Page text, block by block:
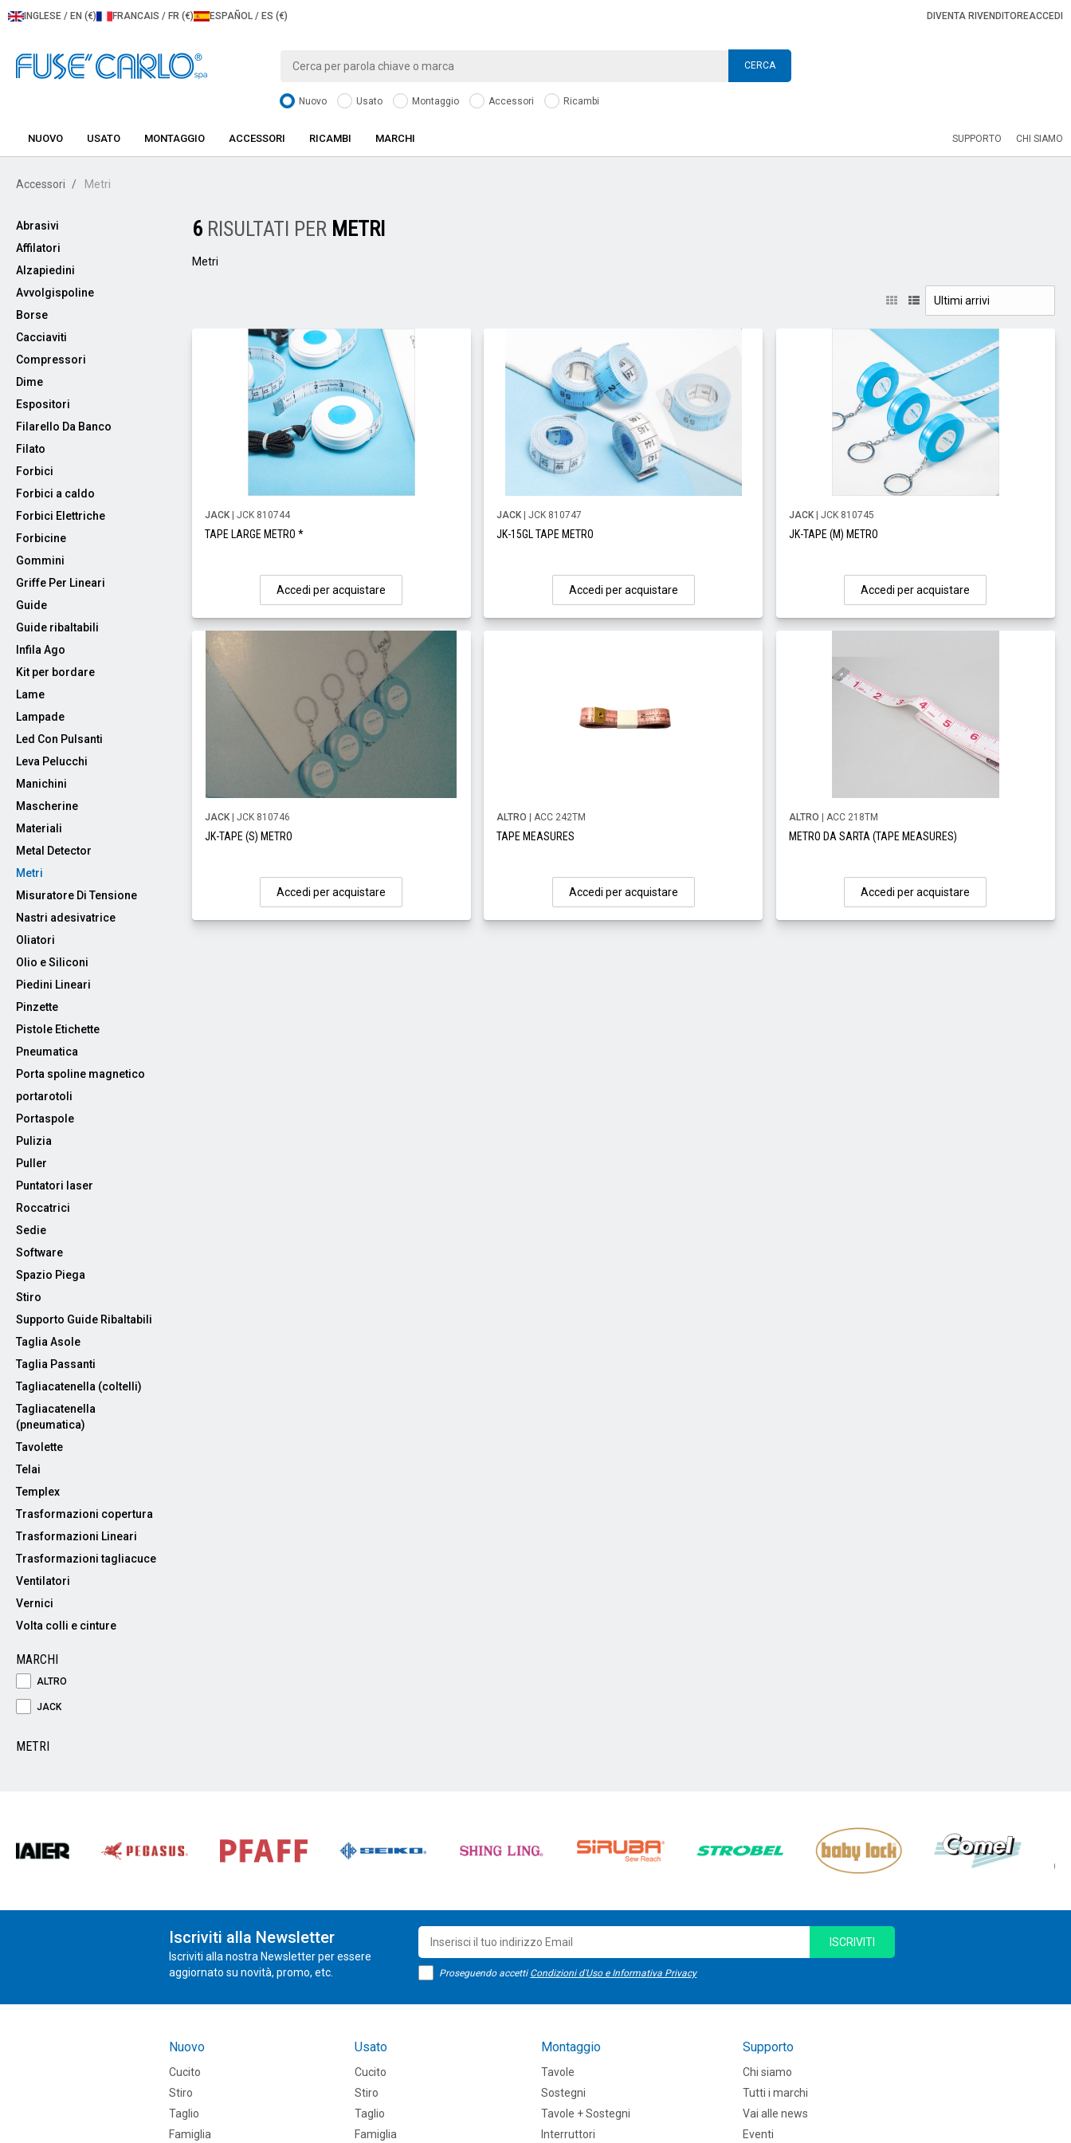
INGLESE / EN (€) FRANCAIS / FR (€) ESPAÑOL / ES (€) DIVENTA RIVENDITOREACCEDI
CERCA
Nuovo Usato Montaggio Accessori Ricambi
NUOVO USATO MONTAGGIO ACCESSORI RICAMBI MARCHI SUPPORTO CHI SIAMO
Accessori Metri
Abrasivi
Affilatori
Alzapiedini
Avvolgispoline
Borse
Cacciaviti
Compressori
Dime
Espositori
Filarello Da Banco
Filato
Forbici
Forbici a caldo
Forbici Elettriche
Forbicine
Gommini
Griffe Per Lineari
Guide
Guide ribaltabili
Infila Ago
Kit per bordare
Lame
Lampade
Led Con Pulsanti
Leva Pelucchi
Manichini
Mascherine
Materiali
Metal Detector
Metri
Misuratore Di Tensione
Nastri adesivatrice
Oliatori
Olio e Siliconi
Piedini Lineari
Pinzette
Pistole Etichette
Pneumatica
Porta spoline magnetico
portarotoli
Portaspole
Pulizia
Puller
Puntatori laser
Roccatrici
Sedie
Software
Spazio Piega
Stiro
Supporto Guide Ribaltabili
Taglia Asole
Taglia Passanti
Tagliacatenella (coltelli)
Tagliacatenella
(pneumatica)
Tavolette
Telai
Templex
Trasformazioni copertura
Trasformazioni Lineari
Trasformazioni tagliacuce
Ventilatori
Vernici
Volta colli e cinture
MARCHI
ALTRO
JACK
METRI
6 RISULTATI PER METRI
Metri
JACK| JCK 810744
TAPE LARGE METRO *
Accedi per acquistare
JACK | JCK 810747
JK-15GL TAPE METRO
Accedi per acquistare
JACK| JCK 810745
JK-TAPE (M) METRO
Accedi per acquistare
JACK| JCK 810746
JK-TAPE (S) METRO
Accedi per acquistare
ALTRO | ACC 242TM
TAPE MEASURES
Accedi per acquistare
ALTRO | ACC 218TM
METRO DA SARTA (TAPE MEASURES)
Accedi per acquistare
Iscriviti alla Newsletter
Iscriviti alla nostra Newsletter per essere
aggiornato su novità, promo, etc.
Proseguendo accetti Condizioni d'Uso e Informativa Privacy
ISCRIVITI
Nuovo
Cucito
Stiro
Taglio
Famiglia
Usato
Cucito
Stiro
Taglio
Famiglia
Montaggio
Tavole
Sostegni
Tavole + Sostegni
Interruttori
Supporto
Chi siamo
Tutti i marchi
Vai alle news
Eventi